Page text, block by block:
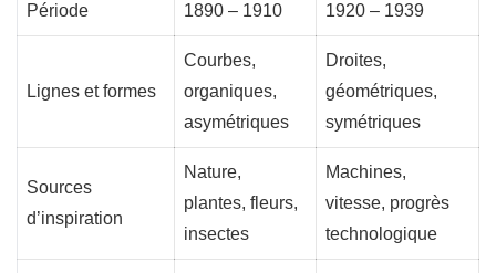
Période 1890 – 1910 1920 – 1939
Lignes et formes
Courbes,
organiques,
asymétriques
Droites,
géométriques,
symétriques
Sources
d’inspiration
Nature,
plantes, fleurs,
insectes
Machines,
vitesse, progrès
technologique